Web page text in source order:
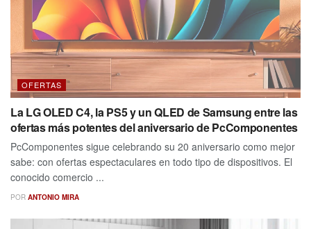
OFERTAS
La LG OLED C4, la PS5 y un QLED de Samsung entre las
ofertas más potentes del aniversario de PcComponentes
PcComponentes sigue celebrando su 20 aniversario como mejor
sabe: con ofertas espectaculares en todo tipo de dispositivos. El
conocido comercio ...
POR ANTONIO MIRA